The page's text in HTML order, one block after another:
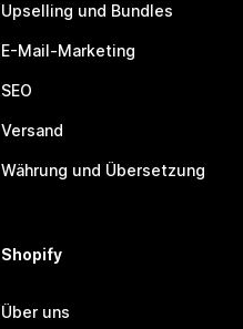
Upselling und Bundles
E-Mail-Marketing
SEO
Versand
Währung und Übersetzung
Shopify
Über uns